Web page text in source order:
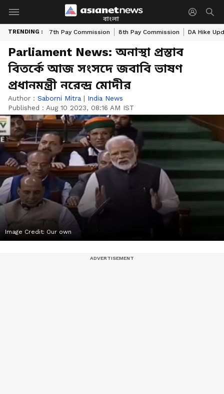
বাংলা
TRENDING : 7th Pay Commission 8th Pay Commission DA Hike
Parliament News: অনাস্থা প্রস্তাব
বিতর্কে আজ সংসদে জবাবি ভাষণ
প্রধানমন্ত্রী নরেন্দ্র মোদীর
Author : Saborni Mitra | India News
Published : Aug 10 2023, 08:16 AM IST
Image Credit: Our own